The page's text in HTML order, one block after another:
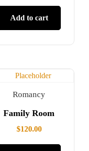
Add to cart
Romancy
Family Room
$120.00